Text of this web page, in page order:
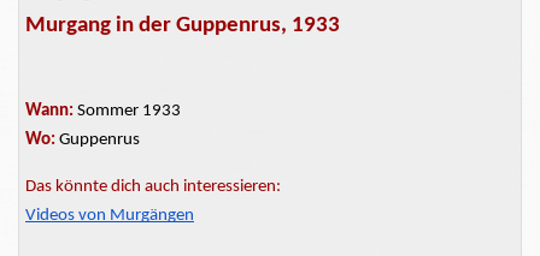
Murgang in der Guppenrus, 1933
Wann: Sommer 1933
Wo: Guppenrus
Das könnte dich auch interessieren:
Videos von Murgängen